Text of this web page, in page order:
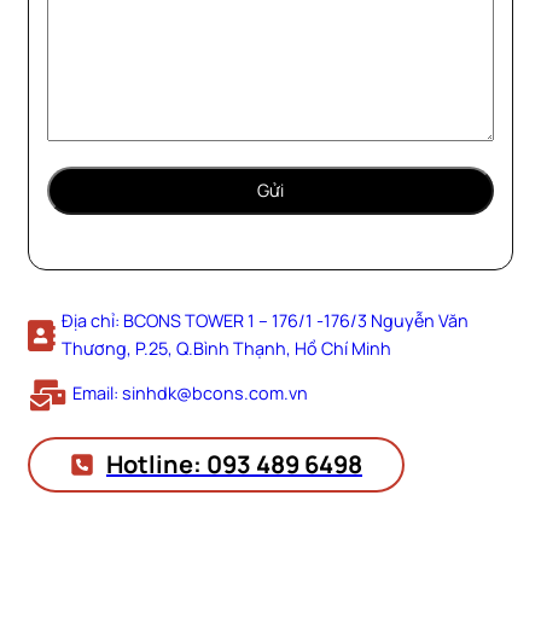
Địa chỉ: BCONS TOWER 1 – 176/1 -176/3 Nguyễn Văn
Thương, P.25, Q.Bình Thạnh, Hồ Chí Minh
Email: sinhdk@bcons.com.vn
Hotline: 093 489 6498